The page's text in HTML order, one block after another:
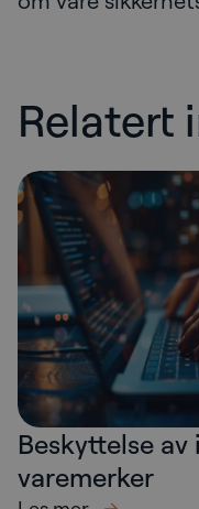
Relatert
Beskyttelse
varemerker